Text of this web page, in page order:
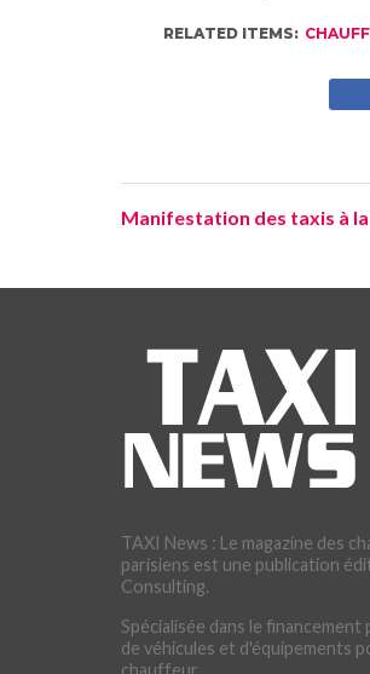
RELATED ITEMS:
Manifestation des taxis à
TAXI News : Le magazine des
parisiens est une publication
Consulting.
Spécialisée dans le financement
de véhicules et d'équipements
chauffeur.